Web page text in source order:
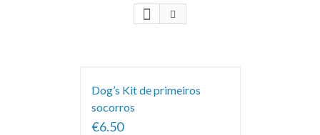
Dog’s Kit de primeiros
socorros
€6.50